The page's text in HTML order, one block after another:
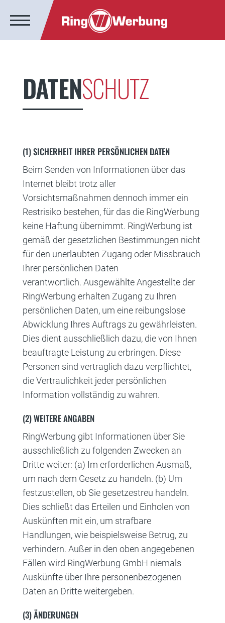
DATENSCHUTZ
(1) SICHERHEIT IHRER PERSÖNLICHEN DATEN
Beim Senden von Informationen über das
Internet bleibt trotz aller
Vorsichtsmaßnahmen dennoch immer ein
Restrisiko bestehen, für das die RingWerbung
keine Haftung übernimmt. RingWerbung ist
gemäß der gesetzlichen Bestimmungen nicht
für den unerlaubten Zugang oder Missbrauch
Ihrer persönlichen Daten
verantwortlich. Ausgewählte Angestellte der
RingWerbung erhalten Zugang zu Ihren
persönlichen Daten, um eine reibungslose
Abwicklung Ihres Auftrags zu gewährleisten.
Dies dient ausschließlich dazu, die von Ihnen
beauftragte Leistung zu erbringen. Diese
Personen sind vertraglich dazu verpflichtet,
die Vertraulichkeit jeder persönlichen
Information vollständig zu wahren.
(2) WEITERE ANGABEN
RingWerbung gibt Informationen über Sie
ausschließlich zu folgenden Zwecken an
Dritte weiter: (a) Im erforderlichen Ausmaß,
um nach dem Gesetz zu handeln. (b) Um
festzustellen, ob Sie gesetzestreu handeln.
Dies schließt das Erteilen und Einholen von
Auskünften mit ein, um strafbare
Handlungen, wie beispielsweise Betrug, zu
verhindern. Außer in den oben angegebenen
Fällen wird RingWerbung GmbH niemals
Auskünfte über Ihre personenbezogenen
Daten an Dritte weitergeben.
(3) ÄNDERUNGEN